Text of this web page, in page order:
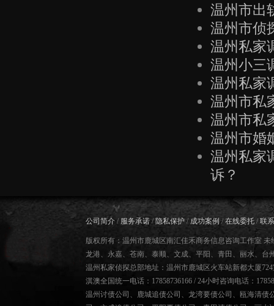
温州市出
温州市侦
温州私家
温州小三
温州私家
温州市私
温州市私
温州市婚
温州私家
诉？
公司简介 / 服务承诺 /隐私保护 / 成功案例 / 在线委托 / 联
版权所有：温州市鹿城区南汇佳禾商务信息咨询工作室
龙港、永嘉、苍南、泰顺、文成、平阳、青田、丽水、台
温州私家侦探总部地址：温州市鹿城区火车站新都大厦
淇澳全国统一电话：17858736166 / 24小时咨询电话：
温州讨债公司 、 鹿城追债公司 、 龙湾要债公司 、 瓯海清债